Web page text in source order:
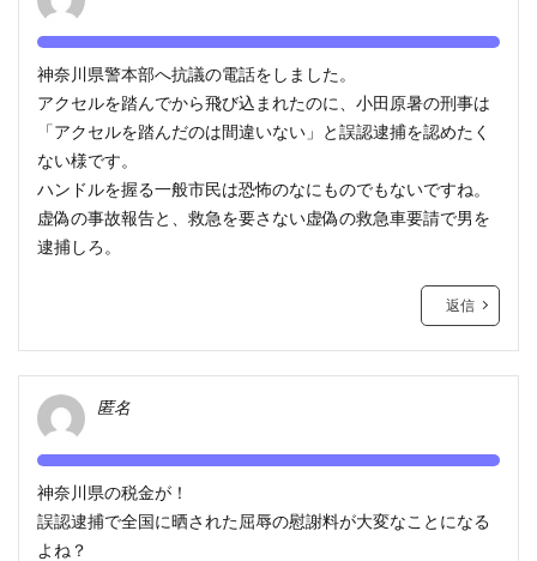
神奈川県警本部へ抗議の電話をしました。
アクセルを踏んでから飛び込まれたのに、小田原暑の刑事は
「アクセルを踏んだのは間違いない」と誤認逮捕を認めたく
ない様です。
ハンドルを握る一般市民は恐怖のなにものでもないですね。
虚偽の事故報告と、救急を要さない虚偽の救急車要請で男を
逮捕しろ。
返信
匿名
神奈川県の税金が！
誤認逮捕で全国に晒された屈辱の慰謝料が大変なことになる
よね？